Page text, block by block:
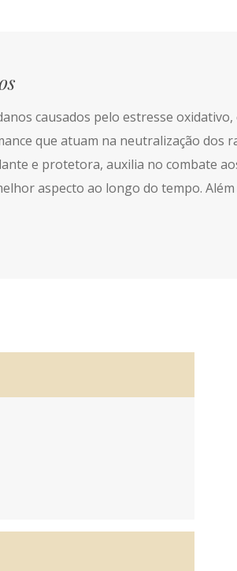
causados pelo estresse
que atuam na neutralização dos
e protetora, auxilia no combate
aspecto ao longo do tempo. Além